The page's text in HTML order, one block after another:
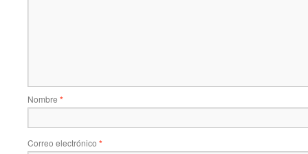
Nombre *
Correo electrónico *